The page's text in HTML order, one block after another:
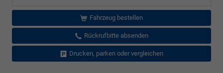
Fahrzeug bestellen
Rückrufbitte absenden
Drucken, parken oder vergleichen